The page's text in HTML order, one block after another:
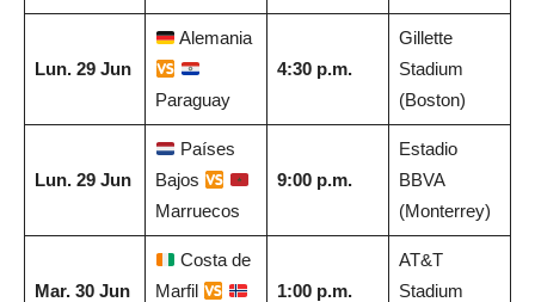
Lun. 29 Jun
Alemania
Paraguay
4:30 p.m.
Gillette
Stadium
(Boston)
Lun. 29 Jun
Países
Bajos
Marruecos
9:00 p.m.
Estadio
BBVA
(Monterrey)
Mar. 30 Jun
Costa de
Marfil
1:00 p.m.
AT&T
Stadium